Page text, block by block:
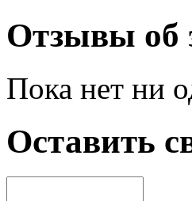
Отзывы об
Пока нет ни
Оставить